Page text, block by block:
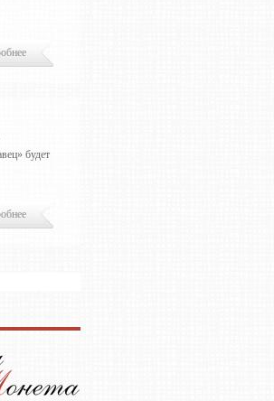
будет